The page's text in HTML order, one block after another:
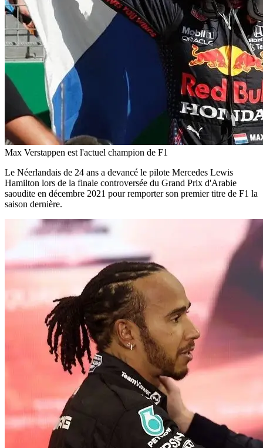
Max Verstappen est l'actuel champion de F1
Le Néerlandais de 24 ans a devancé le pilote Mercedes Lewis
Hamilton lors de la finale controversée du Grand Prix d'Arabie
saoudite en décembre 2021 pour remporter son premier titre de F1 la
saison dernière.